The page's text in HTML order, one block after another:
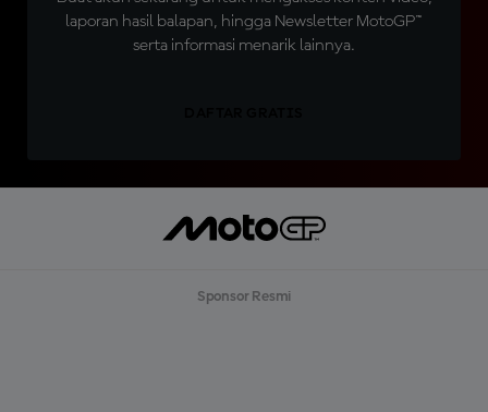
laporan hasil balapan, hingga Newsletter MotoGP™
serta informasi menarik lainnya.
Sponsor Resmi